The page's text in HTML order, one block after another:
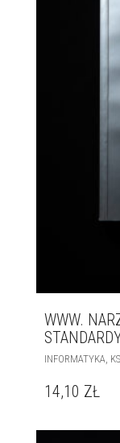
WWW.
INFORMATYKA
14,10 ZŁ